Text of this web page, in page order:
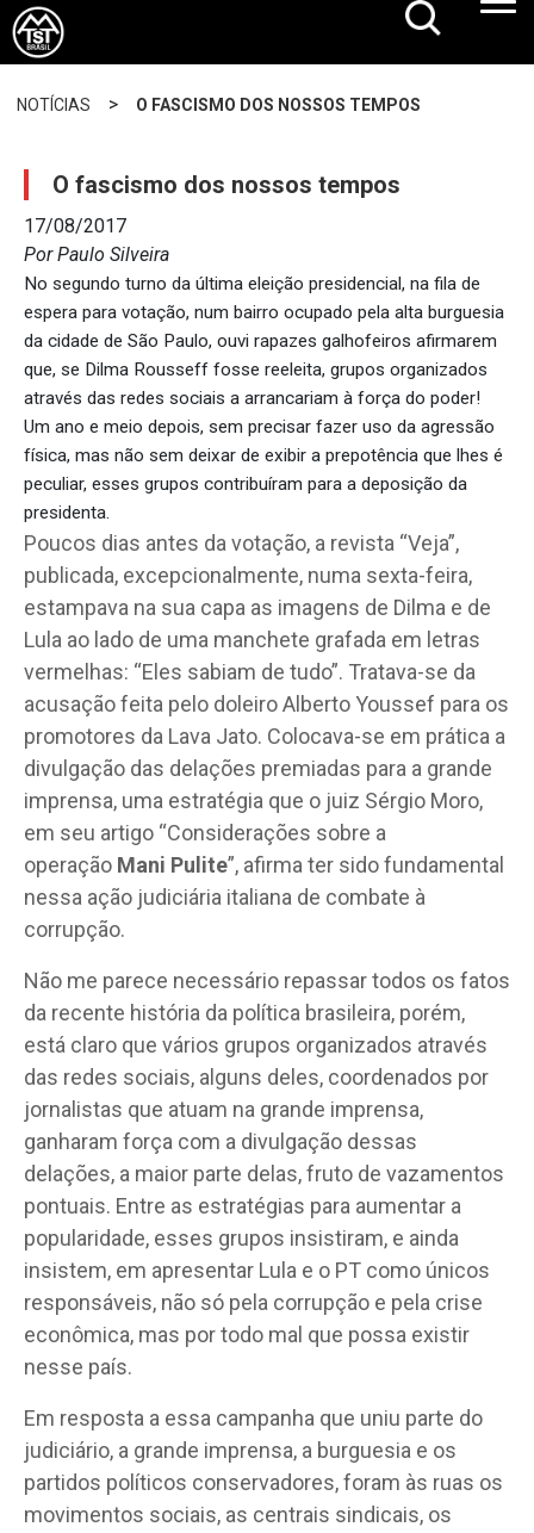
NOTÍCIAS > O FASCISMO DOS NOSSOS TEMPOS
O fascismo dos nossos tempos
17/08/2017
Por Paulo Silveira
No segundo turno da última eleição presidencial, na fila de
espera para votação, num bairro ocupado pela alta burguesia
da cidade de São Paulo, ouvi rapazes galhofeiros afirmarem
que, se Dilma Rousseff fosse reeleita, grupos organizados
através das redes sociais a arrancariam à força do poder!
Um ano e meio depois, sem precisar fazer uso da agressão
física, mas não sem deixar de exibir a prepotência que lhes é
peculiar, esses grupos contribuíram para a deposição da
presidenta.
Poucos dias antes da votação, a revista “Veja”,
publicada, excepcionalmente, numa sexta-feira,
estampava na sua capa as imagens de Dilma e de
Lula ao lado de uma manchete grafada em letras
vermelhas: “Eles sabiam de tudo”. Tratava-se da
acusação feita pelo doleiro Alberto Youssef para os
promotores da Lava Jato. Colocava-se em prática a
divulgação das delações premiadas para a grande
imprensa, uma estratégia que o juiz Sérgio Moro,
em seu artigo “Considerações sobre a
operação Mani Pulite”, afirma ter sido fundamental
nessa ação judiciária italiana de combate à
corrupção.
Não me parece necessário repassar todos os fatos
da recente história da política brasileira, porém,
está claro que vários grupos organizados através
das redes sociais, alguns deles, coordenados por
jornalistas que atuam na grande imprensa,
ganharam força com a divulgação dessas
delações, a maior parte delas, fruto de vazamentos
pontuais. Entre as estratégias para aumentar a
popularidade, esses grupos insistiram, e ainda
insistem, em apresentar Lula e o PT como únicos
responsáveis, não só pela corrupção e pela crise
econômica, mas por todo mal que possa existir
nesse país.
Em resposta a essa campanha que uniu parte do
judiciário, a grande imprensa, a burguesia e os
partidos políticos conservadores, foram às ruas os
movimentos sociais, as centrais sindicais, os